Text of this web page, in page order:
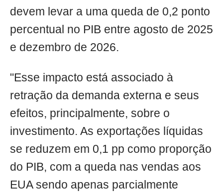
devem levar a uma queda de 0,2 ponto
percentual no PIB entre agosto de 2025
e dezembro de 2026.
"Esse impacto está associado à
retração da demanda externa e seus
efeitos, principalmente, sobre o
investimento. As exportações líquidas
se reduzem em 0,1 pp como proporção
do PIB, com a queda nas vendas aos
EUA sendo apenas parcialmente